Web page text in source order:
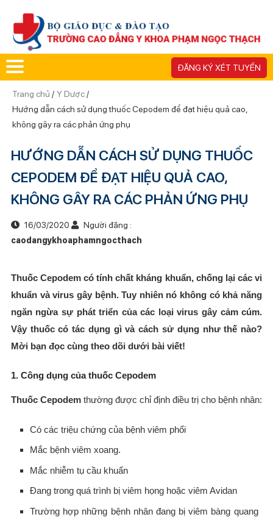
ĐĂNG KÝ XÉT TUYỂN
Trang chủ / Y Dược/
Hướng dẫn cách sử dụng thuốc Cepodem để đạt hiệu quả cao,
không gây ra các phản ứng phụ
HƯỚNG DẪN CÁCH SỬ DỤNG THUỐC
CEPODEM ĐỂ ĐẠT HIỆU QUẢ CAO,
KHÔNG GÂY RA CÁC PHẢN ỨNG PHỤ
16/03/2020
Người đăng :
caodangykhoaphamngocthach
Thuốc Cepodem có tính chất kháng khuẩn, chống lại các vi
khuẩn và virus gây bệnh. Tuy nhiên nó không có khả năng
ngăn ngừa sự phát triển của các loại virus gây cảm cúm.
Vậy thuốc có tác dụng gì và cách sử dụng như thế nào?
Mời bạn đọc cùng theo dõi dưới bài viết!
1. Công dụng của thuốc Cepodem
Thuốc Cepodem thường được chỉ định điều trị cho bệnh nhân:
Có các triệu chứng của bệnh viêm phổi
Mắc bệnh viêm xoang.
Mắc nhiễm tụ cầu khuẩn
Đang trong quá trình bị viêm họng hoặc viêm Avidan
Trường hợp những bệnh nhân đang bị viêm bàng quang